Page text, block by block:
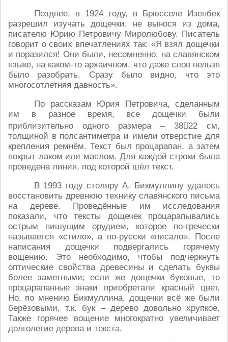
Позднее, в 1924 году, в Брюсселе Изенбек
разрешил изучать дощечки, не вынося из дома,
писателю Юрию Петровичу Миролюбову. Писатель
говорит о своих впечатлениях так: «Я взял дощечки
и поразился! Они были, несомненно, на славянском
языке, на каком-то архаичном, что даже слов нельзя
было разобрать. Сразу было видно, что это
многосотлетняя давность».
По рассказам Юрия Петровича, сделанным
им в разное время, все дощечки были
приблизительно одного размера – 3822 см,
толщиной в полсантиметра и имели отверстие для
крепления ремнём. Текст был процарапан, а затем
покрыт лаком или маслом. Для каждой строки была
проведена линия, под которой шёл текст.
В 1993 году столяру А. Бикмуллину удалось
восстановить древнюю технику славянского письма
на дереве. Проведённые им исследования
показали, что тексты дощечек процарапывались
острым пишущим орудием, которое по-гречески
называется «стило», а по-русски «писало». После
написания дощечки подвергались горячему
вощению. Это необходимо, чтобы подчеркнуть
оптические свойства древесины и сделать буквы
более заметными; если же дощечки буковые, то
процарапанные знаки приобретали красный цвет.
Но, по мнению Бикмуллина, дощечки всё же были
берёзовыми, т.к. бук – дерево довольно хрупкое.
Также горячее вощение многократно увеличивает
долголетие дерева и текста.